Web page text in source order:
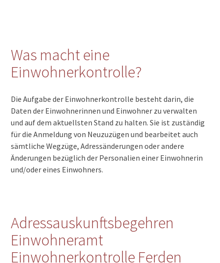
Was macht eine
Einwohnerkontrolle?
Die Aufgabe der Einwohnerkontrolle besteht darin, die
Daten der Einwohnerinnen und Einwohner zu verwalten
und auf dem aktuellsten Stand zu halten. Sie ist zuständig
für die Anmeldung von Neuzuzügen und bearbeitet auch
sämtliche Wegzüge, Adressänderungen oder andere
Änderungen bezüglich der Personalien einer Einwohnerin
und/oder eines Einwohners.
Adressauskunftsbegehren
Einwohneramt
Einwohnerkontrolle Ferden